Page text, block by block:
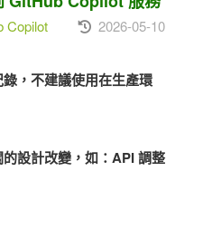
Copilot 2026-05-10
，不建議使用在生產環
設計改變，如：API 調整